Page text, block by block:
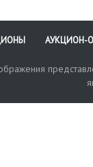
АУКЦИОН-